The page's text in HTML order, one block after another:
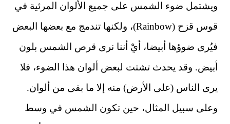
ويشتمل ضوء الشمس على جميع الألوان المرئية في
قوس قزح (Rainbow)، ولكنها تندمج مع بعضها البعض
فيُرى ضوؤها أبيضا، أيْ أننا نرى قرص الشمس بلون
أبيض. وقد يحدث تشتت لبعض ألوان هذا الضوء، فلا
يرى الناس (على الأرض) منه إلا ما بقى من ألوان.
وعلى سبيل المثال، حين تكون الشمس في وسط